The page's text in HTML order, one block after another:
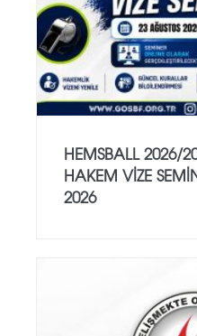
HEMSBALL 2026/
HAKEM VİZE
2026